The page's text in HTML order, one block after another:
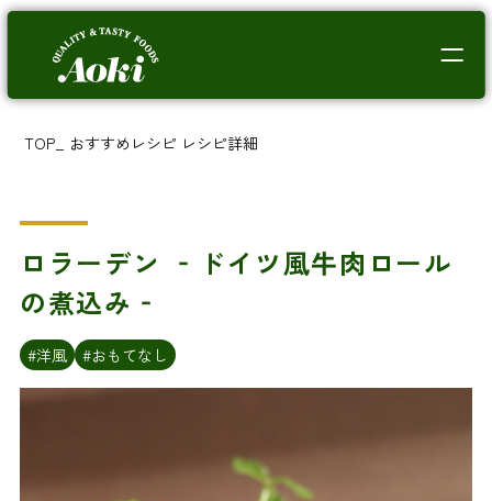
TOP おすすめレシピ レシピ詳細
ロラーデン ‐ドイツ風牛肉ロール
の煮込み‐
#洋風 #おもてなし